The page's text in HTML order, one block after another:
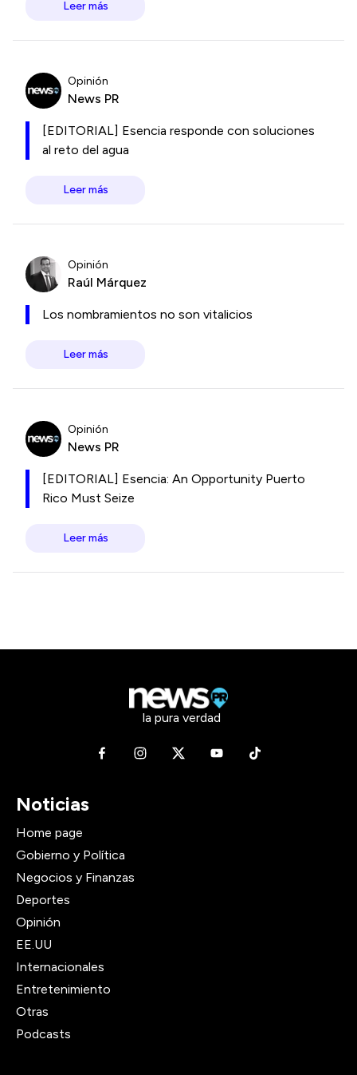
Leer más
Opinión
News PR
[EDITORIAL] Esencia responde con soluciones
al reto del agua
Leer más
Opinión
Raúl Márquez
Los nombramientos no son vitalicios
Leer más
Opinión
News PR
[EDITORIAL] Esencia: An Opportunity Puerto
Rico Must Seize
Leer más
la pura verdad
Noticias
Home page
Gobierno y Política
Negocios y Finanzas
Deportes
Opinión
EE.UU
Internacionales
Entretenimiento
Otras
Podcasts